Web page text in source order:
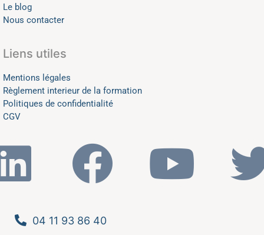
Le blog
Nous contacter
Liens utiles
Mentions légales
Règlement interieur de la formation
Politiques de confidentialité
CGV
04 11 93 86 40